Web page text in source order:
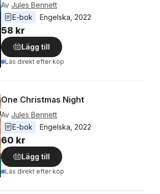
Av Jules Bennett
E-bok
Engelska 2022
58 kr
Lägg till
Läs direkt efter köp
One Christmas Night
Av Jules Bennett
E-bok
Engelska, 2022
60 kr
Lägg till
Läs direkt efter köp